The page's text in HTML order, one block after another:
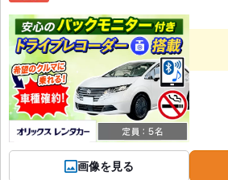
画像を見る